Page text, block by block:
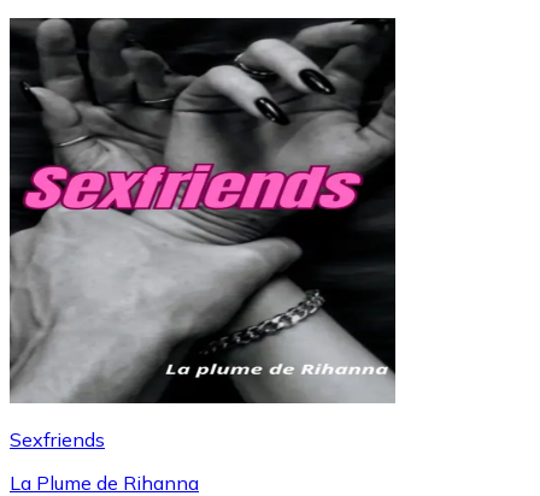
Sexfriends
La Plume de Rihanna